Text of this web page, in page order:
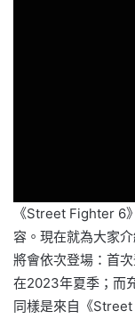
《Street Fighter 6
容。現在就為大家
將會依次登場：首
在2023年夏季；而
同樣是來自《